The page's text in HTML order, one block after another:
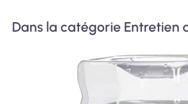
Dans la catégorie Entretien